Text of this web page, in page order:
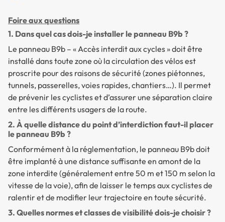
Foire aux questions
1. Dans quel cas dois-je installer le panneau B9b ?
Le panneau B9b – « Accès interdit aux cycles » doit être
installé dans toute zone où la circulation des vélos est
proscrite pour des raisons de sécurité (zones piétonnes,
tunnels, passerelles, voies rapides, chantiers…). Il permet
de prévenir les cyclistes et d’assurer une séparation claire
entre les différents usagers de la route.
2. À quelle distance du point d’interdiction faut-il placer
le panneau B9b ?
Conformément à la réglementation, le panneau B9b doit
être implanté à une distance suffisante en amont de la
zone interdite (généralement entre 50 m et 150 m selon la
vitesse de la voie), afin de laisser le temps aux cyclistes de
ralentir et de modifier leur trajectoire en toute sécurité.
3. Quelles normes et classes de visibilité dois-je choisir ?